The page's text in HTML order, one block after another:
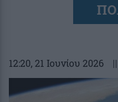
12:20, 21 Ιουνίου 2026 ||